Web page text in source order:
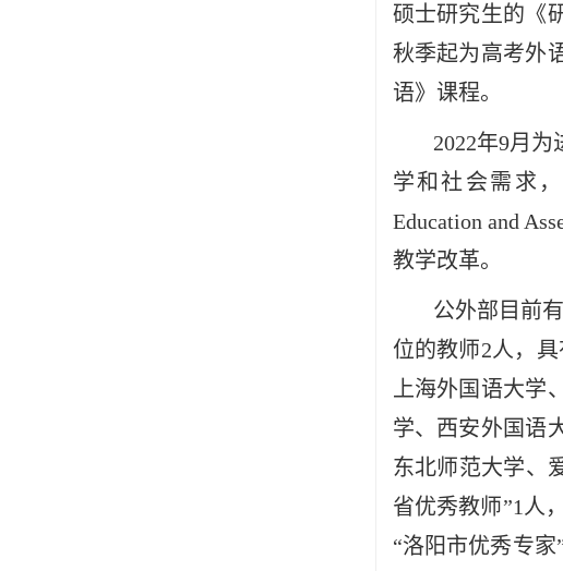
硕士研究生的《
秋季起为高考外
语》课程。
2022年9月
学和社会需求
Education and
教学改革。
公外部目前
位的教师2人，
上海外国语大
学、西安外国语
东北师范大学、
省优秀教师”1人
“洛阳市优秀专